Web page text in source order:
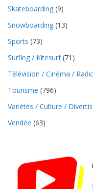
Skateboarding (9)
Snowboarding (13)
Sports (73)
Surfing / Kitesurf(71)
Télévision / Cinéma /
Tourisme (796)
Variétés / Culture /
Vendée (63)